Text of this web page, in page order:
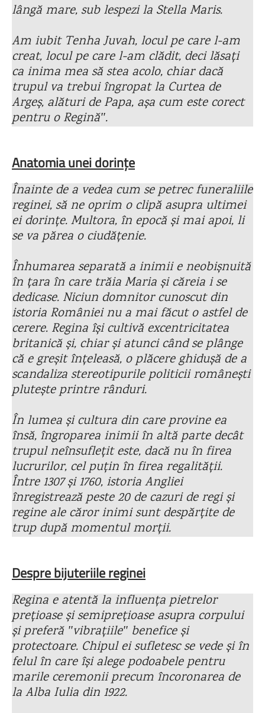
lângă mare, sub lespezi la Stella Maris.
Am iubit Tenha Juvah, locul pe care l-am
creat, locul pe care l-am clădit, deci lăsați
ca inima mea să stea acolo, chiar dacă
trupul va trebui îngropat la Curtea de
Argeș, alături de Papa, așa cum este corect
pentru o Reginăʺ.
Anatomia unei dorințe
Înainte de a vedea cum se petrec funeraliile
reginei, să ne oprim o clipă asupra ultimei
ei dorințe. Multora, în epocă și mai apoi, li
se va părea o ciudățenie.
Înhumarea separată a inimii e neobișnuită
în țara în care trăia Maria și căreia i se
dedicase. Niciun domnitor cunoscut din
istoria României nu a mai făcut o astfel de
cerere. Regina își cultivă excentricitatea
britanică și, chiar și atunci când se plânge
că e greșit înțeleasă, o plăcere ghidușă de a
scandaliza stereotipurile politicii românești
plutește printre rânduri.
În lumea și cultura din care provine ea
însă, îngroparea inimii în altă parte decât
trupul neînsuflețit este, dacă nu în firea
lucrurilor, cel puțin în firea regalității.
Între 1307 și 1760, istoria Angliei
înregistrează peste 20 de cazuri de regi și
regine ale căror inimi sunt despărțite de
trup după momentul morții.
Despre bijuteriile reginei
Regina e atentă la influența pietrelor
prețioase și semiprețioase asupra corpului
și preferă ʺvibrațiileʺ benefice și
protectoare. Chipul ei sufletesc se vede și în
felul în care își alege podoabele pentru
marile ceremonii precum încoronarea de
la Alba Iulia din 1922.